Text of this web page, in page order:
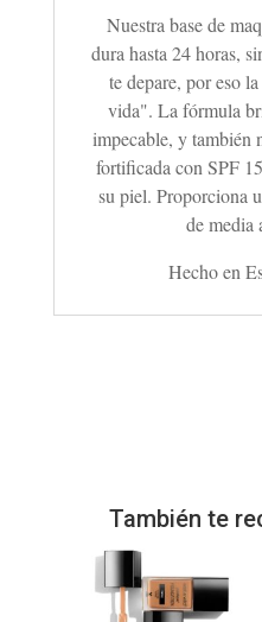
Nuestra base de
dura hasta 24 horas,
te depare, por eso
vida". La fórmula
impecable, y también
fortificada con SPF
su piel. Proporciona
de media
Hecho en
También te